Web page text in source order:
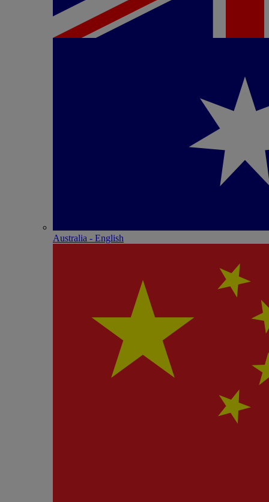
Australia - English